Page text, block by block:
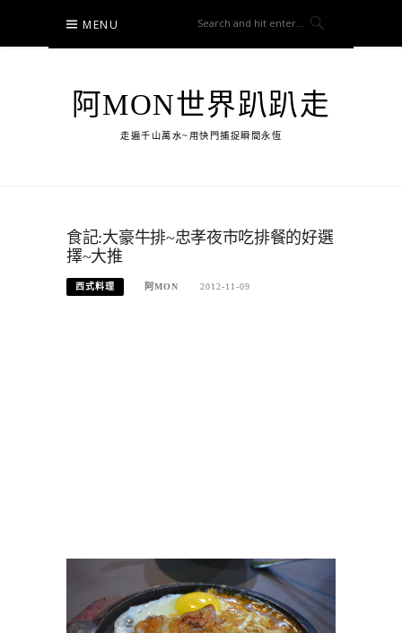
content
MENU
阿MON世界趴趴走
走遍千山萬水~用快門捕捉瞬間永恆
食記:大豪牛排~忠孝夜市吃排餐的好選
擇~大推
西式料理 阿MON 2012-11-09